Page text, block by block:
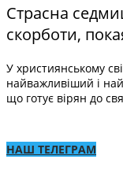
Страсна
скорботи,
У християнському
найважливіший і
що готує вірян до
НАШ ТЕЛЕГРАМ